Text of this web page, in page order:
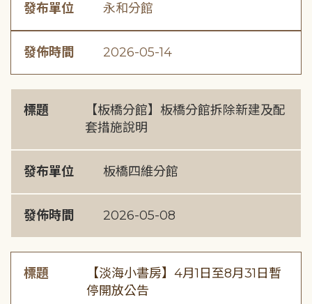
發布單位 永和分館
發佈時間 2026-05-14
標題
【板橋分館】板橋分館拆除新建及配
套措施說明
發布單位 板橋四維分館
發佈時間 2026-05-08
標題
【淡海小書房】4月1日至8月31日暫
停開放公告